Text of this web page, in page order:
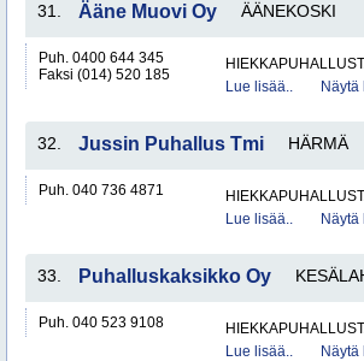
31. Ääne Muovi Oy ÄÄNEKOSKI
Puh. 0400 644 345
Faksi (014) 520 185
Lue lisää..
Näytä
32. Jussin Puhallus Tmi HÄRMÄ
Puh. 040 736 4871
Lue lisää..
Näytä
33. Puhalluskaksikko Oy
Puh. 040 523 9108
Lue lisää..
Näytä